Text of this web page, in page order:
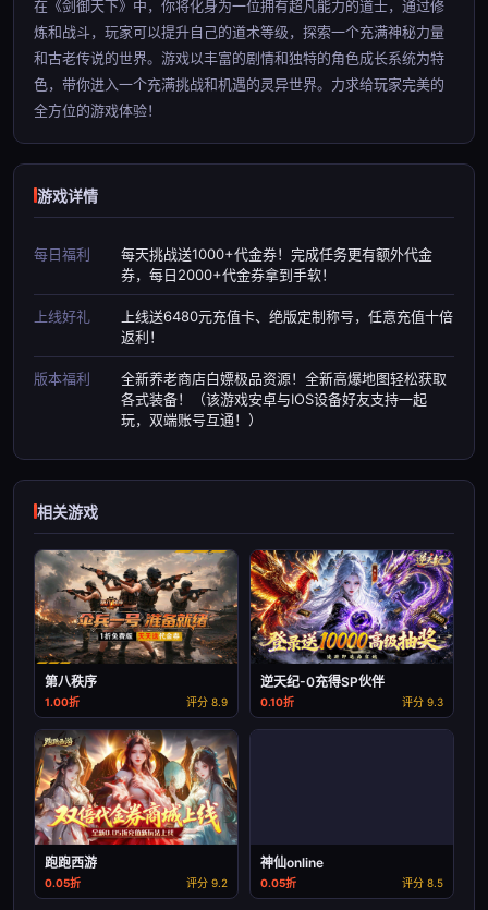
在《剑御天下》中，你将化身为一位拥有超凡能力的道士，通过修
炼和战斗，玩家可以提升自己的道术等级，探索一个充满神秘力量
和古老传说的世界。游戏以丰富的剧情和独特的角色成长系统为特
色，带你进入一个充满挑战和机遇的灵异世界。力求给玩家完美的
全方位的游戏体验！
游戏详情
每日福利
每天挑战送1000+代金券！完成任务更有额外代金
券，每日2000+代金券拿到手软！
上线好礼
上线送6480元充值卡、绝版定制称号，任意充值十倍
返利！
版本福利
全新养老商店白嫖极品资源！全新高爆地图轻松获取
各式装备！（该游戏安卓与IOS设备好友支持一起
玩，双端账号互通！）
相关游戏
第八秩序
1.00折 评分 8.9
逆天纪-0充得SP伙伴
0.10折 评分 9.3
跑跑西游
0.05折 评分 9.2
神仙online
0.05折 评分 8.5